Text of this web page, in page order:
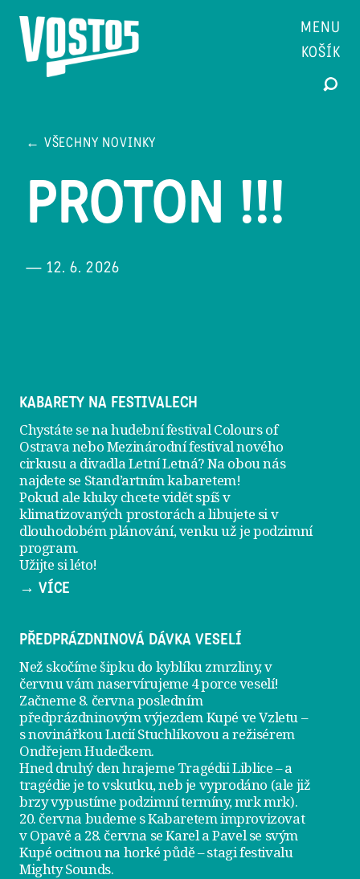
MENU
KOŠÍK
← VŠECHNY NOVINKY
PROTON !!!
— 12. 6. 2026
KABARETY NA FESTIVALECH
Chystáte se na hudební festival Colours of
Ostrava nebo Mezinárodní festival nového
cirkusu a divadla Letní Letná? Na obou nás
najdete se Stand’artním kabaretem!
Pokud ale kluky chcete vidět spíš v
klimatizovaných prostorách a libujete si v
dlouhodobém plánování, venku už jepodzimní
program.
Užijte si léto!
→ VÍCE
PŘEDPRÁZDNINOVÁ DÁVKA VESELÍ
Než skočíme šipku do kyblíku zmrzliny, v
červnu vám naservírujeme 4 porce veselí!
Začneme 8. června posledním
předprázdninovým výjezdemKupé ve Vzletu–
s novinářkou Lucií Stuchlíkovou a režisérem
Ondřejem Hudečkem.
Hned druhý den hrajeme Tragédii Liblice– a
tragédie je to vskutku, neb je vyprodáno (ale již
brzy vypustíme podzimní termíny, mrk mrk).
20. června budeme s Kabaretem improvizovat
v Opavě a 28. června se Karel a Pavel se svým
Kupé ocitnou na horké půdě – stagi festivalu
Mighty Sounds.